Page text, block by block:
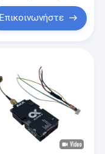
Επικοινωνήστε